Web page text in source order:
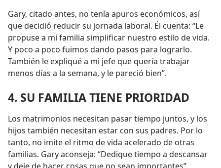
Gary, citado antes, no tenía apuros económicos, así
que decidió reducir su jornada laboral. Él cuenta: “Le
propuse a mi familia simplificar nuestro estilo de vida.
Y poco a poco fuimos dando pasos para lograrlo.
También le expliqué a mi jefe que quería trabajar
menos días a la semana, y le pareció bien”.
4. SU FAMILIA TIENE PRIORIDAD
Los matrimonios necesitan pasar tiempo juntos, y los
hijos también necesitan estar con sus padres. Por lo
tanto, no imite el ritmo de vida acelerado de otras
familias. Gary aconseja: “Dedique tiempo a descansar